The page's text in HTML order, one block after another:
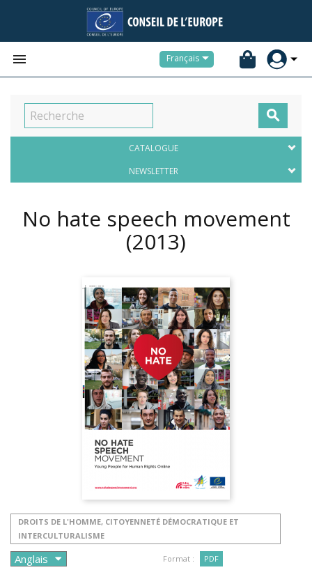
 Français

CATALOGUE
NEWSLETTER
No hate speech movement
(2013)
DROITS DE L'HOMME, CITOYENNETÉ DÉMOCRATIQUE ET
INTERCULTURALISME
Format : PDF